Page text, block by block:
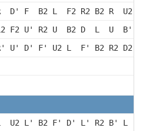
R  D' F  B2 L  F2 R2 B2 R
F2 U' R2 U  B2 D  L  U  B'
U' D' F' U2 L  F' B2 R2 D2
U2 L' B2 F' D' L' R2 B' L